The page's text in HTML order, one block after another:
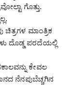
ಗೊತ್ತು.
ಮಾಂತ್ರಿಕ
ದೊಡ್ಡ ಪರದೆಯಲ್ಲಿ
ಕೇವಲ
ನೆನಪುಬೆಚ್ಚಗಿನ